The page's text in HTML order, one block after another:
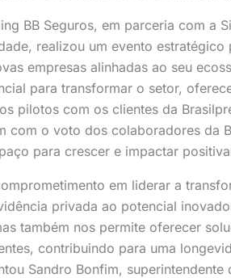
BB Seguros, em parceria com a
realizou um evento estratégico
empresas alinhadas ao seu
para transformar o setor,
pilotos com os clientes da
com o voto dos colaboradores da
para crescer e impactar
em liderar a
privada ao potencial
também nos permite oferecer
contribuindo para uma
Sandro Bonfim,